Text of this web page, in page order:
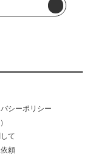
シーポリシー
て
頼